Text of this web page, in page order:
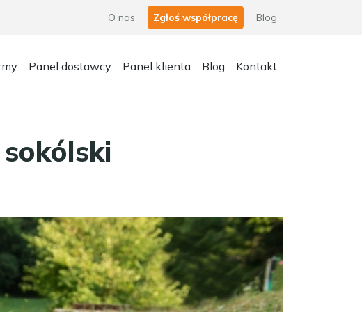
O nas Zgłoś współpracę Blog
Panel dostawcy Panel klienta Blog Kontakt